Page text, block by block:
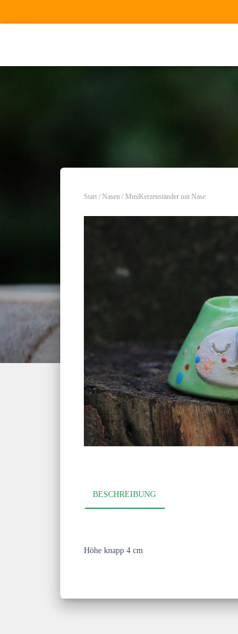
Start / Nasen / MiniKerzenständer mit Nase
BESCHREIBUNG
Höhe knapp 4 cm